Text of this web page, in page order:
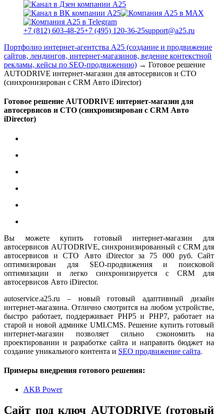
+7 (812) 603-48-25+7 (495) 120-36-25support@a25.ru
Портфолио интернет-агентства А25 (создание и продвижение
сайтов, лендингов, интернет-магазинов, ведение контекстной
рекламы, кейсы по SEO-продвижению) → Готовое решение
AUTODRIVE интернет-магазин для автосервисов и СТО
(синхронизирован с CRM Авто iDirector)
Готовое решение AUTODRIVE интернет-магазин для
автосервисов и СТО (синхронизирован с CRM Авто
iDirector)
Вы можете купить готовый интернет-магазин для
автосервисов AUTODRIVE, синхронизированный с CRM для
автосервисов и СТО Авто iDirector за 75 000 руб. Сайт
оптимизирован для SEO-продвижения и поисковой
оптимизации и легко синхронизируется с CRM для
автосервисов Авто iDirector.
autoservice.a25.ru – новый готовый адаптивный дизайн
интернет-магазина. Отлично смотрится на любом устройстве,
быстро работает, поддерживает PHP5 и PHP7, работает на
старой и новой админке UMI.CMS. Решение купить готовый
интернет-магазин позволяет сильно сэкономить на
проектировании и разработке сайта и направить бюджет на
создание уникального контента и SEO продвижение сайта.
Примеры внедрения готового решения:
AKB Power
Сайт под ключ AUTODRIVE (готовый